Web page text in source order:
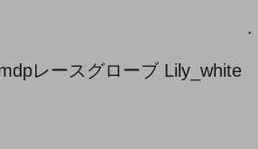
レースグローブ Lily_white